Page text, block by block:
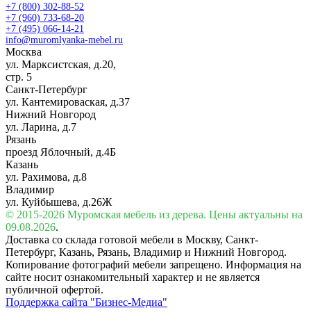
+7 (800) 302-88-52
+7 (960) 733-68-20
+7 (495) 066-14-21
info@muromlyanka-mebel.ru
Москва
ул. Марксистская, д.20,
стр. 5
Санкт-Петербург
ул. Кантемироваская, д.37
Нижний Новгород
ул. Ларина, д.7
Рязань
проезд Яблочный, д.4Б
Казань
ул. Рахимова, д.8
Владимир
ул. Куйбышева, д.26Ж
© 2015-2026 Муромская мебель из дерева. Цены актуальны на
09.08.2026.
Доставка со склада готовой мебели в Москву, Санкт-
Петербург, Казань, Рязань, Владимир и Нижний Новгород.
Копирование фотографий мебели запрещено. Информация на
сайте носит ознакомительный характер и не является
публичной офертой.
Поддержка сайта "Бизнес-Медиа"